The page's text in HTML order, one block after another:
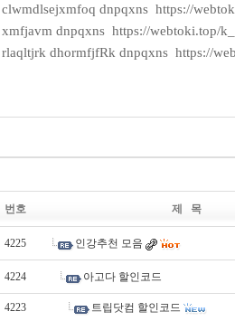
clwmdlsejxmfoq dnpqxns https://
xmfjavm dnpqxns https://webtoki.top/
rlaqltjrk dhormfjfRk dnpqxns https://
링
마
토
끼
무
료
만
남
번호 제 목
4225 인강추천 모음
4224 아고다 할인코드
4223 트립닷컴 할인코드